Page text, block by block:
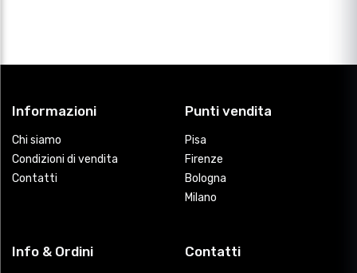
Informazioni
Chi siamo
Condizioni di vendita
Contatti
Punti vendita
Pisa
Firenze
Bologna
Milano
Info & Ordini Contatti